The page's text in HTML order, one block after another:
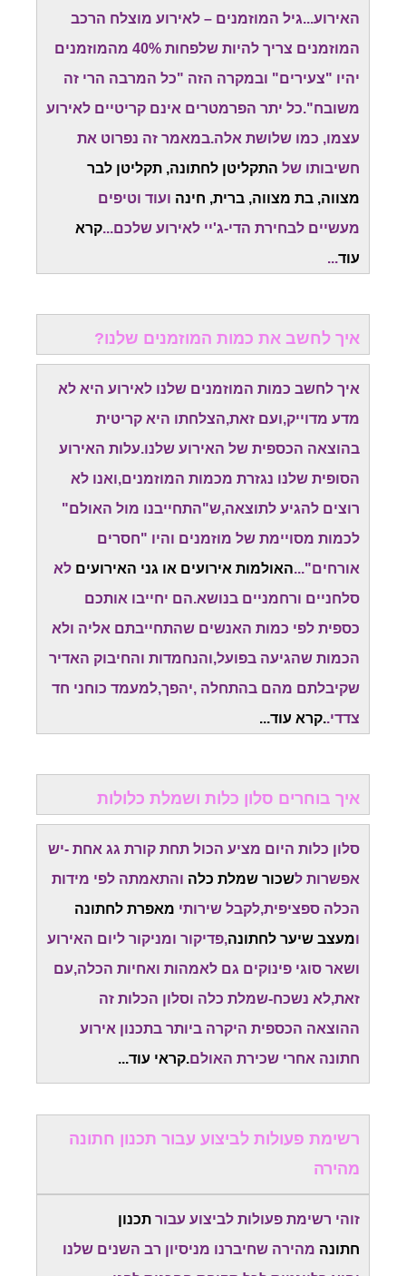
האירוע...גיל המוזמנים – לאירוע מוצלח הרכב
המוזמנים צריך להיות שלפחות 40% מהמוזמנים
יהיו "צעירים" ובמקרה הזה "כל המרבה הרי זה
משובח".כל יתר הפרמטרים אינם קריטיים לאירוע
עצמו, כמו שלושת אלה.במאמר זה נפרוט את
חשיבותו של התקליטן לחתונה, תקליטן לבר
מצווה, בת מצווה, ברית, חינה ועוד וטיפים
מעשיים לבחירת הדי-ג'יי לאירוע שלכם...קרא
עוד...
איך לחשב את כמות המוזמנים שלנו?
איך לחשב כמות המוזמנים שלנו לאירוע היא לא
מדע מדוייק,ועם זאת,הצלחתו היא קריטית
בהוצאה הכספית של האירוע שלנו.עלות האירוע
הסופית שלנו נגזרת מכמות המוזמנים,ואנו לא
רוצים להגיע לתוצאה,ש"התחייבנו מול האולם"
לכמות מסויימת של מוזמנים והיו "חסרים
אורחים"...האולמות אירועים או גני האירועים לא
סלחניים ורחמניים בנושא.הם יחייבו אותכם
כספית לפי כמות האנשים שהתחייבתם אליה ולא
הכמות שהגיעה בפועל,והנחמדות והחיבוק האדיר
שקיבלתם מהם בהתחלה ,יהפך,למעמד כוחני חד
צדדי..קרא עוד...
איך בוחרים סלון כלות ושמלת כלולות
סלון כלות היום מציע הכול תחת קורת גג אחת -יש
אפשרות לשכור שמלת כלה והתאמתה לפי מידות
הכלה ספציפית,לקבל שירותי מאפרת לחתונה
ומעצב שיער לחתונה,פדיקור ומניקור ליום האירוע
ושאר סוגי פינוקים גם לאמהות ואחיות הכלה,עם
זאת,לא נשכח-שמלת כלה וסלון הכלות זה
ההוצאה הכספית היקרה ביותר בתכנון אירוע
חתונה אחרי שכירת האולם.קראי עוד...
רשימת פעולות לביצוע עבור תכנון חתונה
מהירה
זוהי רשימת פעולות לביצוע עבור תכנון
חתונה מהירה שחיברנו מניסיון רב השנים שלנו